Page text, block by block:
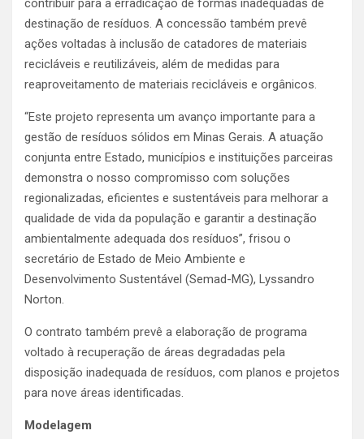
contribuir para a erradicação de formas inadequadas de
destinação de resíduos. A concessão também prevê
ações voltadas à inclusão de catadores de materiais
recicláveis e reutilizáveis, além de medidas para
reaproveitamento de materiais recicláveis e orgânicos.
“Este projeto representa um avanço importante para a
gestão de resíduos sólidos em Minas Gerais. A atuação
conjunta entre Estado, municípios e instituições parceiras
demonstra o nosso compromisso com soluções
regionalizadas, eficientes e sustentáveis para melhorar a
qualidade de vida da população e garantir a destinação
ambientalmente adequada dos resíduos”, frisou o
secretário de Estado de Meio Ambiente e
Desenvolvimento Sustentável (Semad-MG), Lyssandro
Norton.
O contrato também prevê a elaboração de programa
voltado à recuperação de áreas degradadas pela
disposição inadequada de resíduos, com planos e projetos
para nove áreas identificadas.
Modelagem